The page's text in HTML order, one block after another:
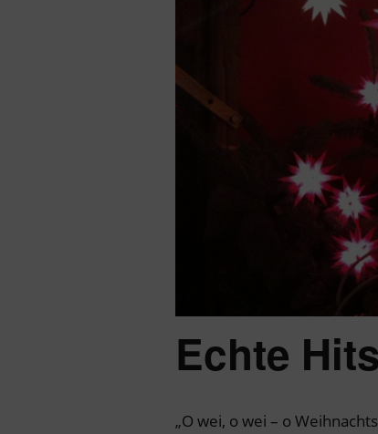
Echte
„O wei, o wei – o